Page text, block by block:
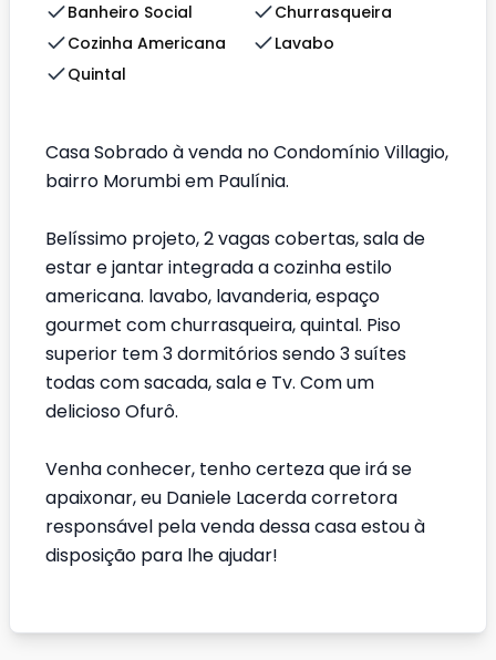
Banheiro Social
Churrasqueira
Cozinha Americana
Lavabo
Quintal
Casa Sobrado à venda no Condomínio Villagio,
bairro Morumbi em Paulínia.
Belíssimo projeto, 2 vagas cobertas, sala de
estar e jantar integrada a cozinha estilo
americana. lavabo, lavanderia, espaço
gourmet com churrasqueira, quintal. Piso
superior tem 3 dormitórios sendo 3 suítes
todas com sacada, sala e Tv. Com um
delicioso Ofurô.
Venha conhecer, tenho certeza que irá se
apaixonar, eu Daniele Lacerda corretora
responsável pela venda dessa casa estou à
disposição para lhe ajudar!